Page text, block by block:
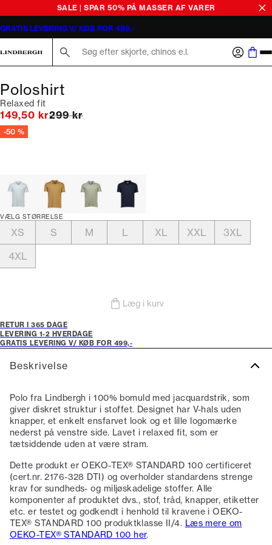
SALE | SPAR 50% PÅ MASSER AF VARER
GRATIS LEVERING V/ KØB FOR 499,-
Poloshirt
Relaxed fit
149,50 krI alt (uden rabat)
299 kr
-50 %
VÆLG STØRRELSE
XS S M L XL XXL
3XL
4XL
Læg i kurv
RETUR I 365 DAGE
LEVERING 1-2 HVERDAGE
GRATIS LEVERING V/ KØB FOR 499,-
Beskrivelse
Polo fra Lindbergh i 100% bomuld med jacquardstrik, som
giver diskret struktur i stoffet. Designet har V-hals uden
knapper, et enkelt ensfarvet look og et lille logomærke
nederst på venstre side. Lavet i relaxed fit, som er
tætsiddende uden at være stram.
Dette produkt er OEKO-TEX® STANDARD 100 certificeret
(cert.nr. 2176-328 DTI) og overholder standardens strenge
krav for sundheds- og miljøskadelige stoffer. Alle
komponenter af produktet dvs., stof, tråd, knapper, etiketter
etc. er testet og godkendt i henhold til kravene i OEKO-
TEX® STANDARD 100 produktklasse II/4. Læs mere om
OEKO-TEX® STANDARD 100 her.